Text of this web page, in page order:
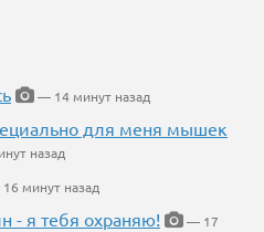
— 14 минут назад
для меня мышек
назад
минут назад
- я тебя охраняю!
— 17